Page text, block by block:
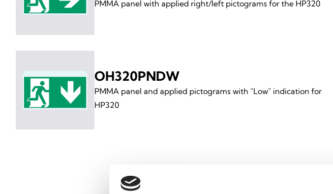
PMMA panel with applied right/left pictograms for the HP320
OH320PNDW
PMMA panel and applied pictograms with "Low" indication for
HP320